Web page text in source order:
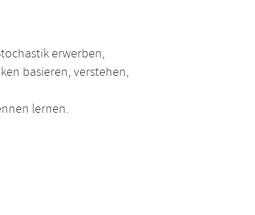
erwerben,
basieren, verstehen,
lernen.